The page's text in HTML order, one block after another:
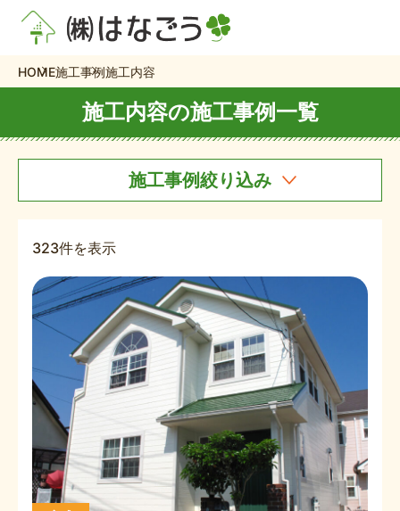
HOME施工事例施工内容
施工内容の施工事例一覧
施工事例絞り込み
323件を表示